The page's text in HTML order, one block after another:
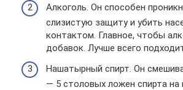
Алкоголь. Он способен
слизистую защиту и убить
контактом. Главное, чтобы
добавок. Лучше всего
Нашатырный спирт. Он
— 5 столовых ложен спирта на